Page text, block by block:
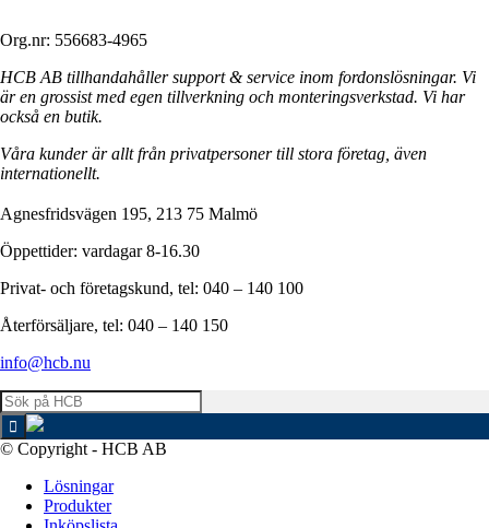
Org.nr: 556683-4965
HCB AB tillhandahåller support & service inom fordonslösningar. Vi
är en grossist med egen tillverkning och monteringsverkstad. Vi har
också en butik.
Våra kunder är allt från privatpersoner till stora företag, även
internationellt.
Agnesfridsvägen 195, 213 75 Malmö
Öppettider: vardagar 8-16.30
Privat- och företagskund, tel: 040 – 140 100
Återförsäljare, tel: 040 – 140 150
info@hcb.nu
© Copyright - HCB AB
Lösningar
Produkter